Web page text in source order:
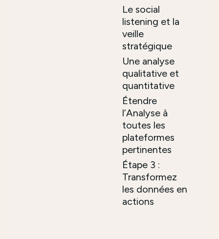
Le social
listening et la
veille
stratégique
Une analyse
qualitative et
quantitative
Étendre
l’Analyse à
toutes les
plateformes
pertinentes
Étape 3 :
Transformez
les données en
actions